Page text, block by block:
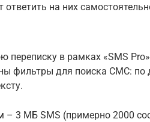
ответить на них
переписку в рамках «SMS
фильтры для поиска СМС: по
– 3 МБ SMS (примерно 2000